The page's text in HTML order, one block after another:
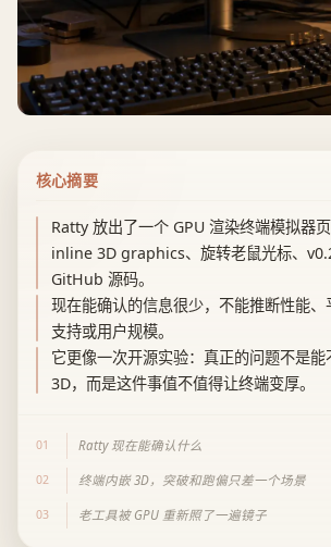
核心摘要
Ratty 放出了一个 GPU 渲染终端模拟器
inline 3D graphics、旋转老鼠光标、
GitHub 源码。
现在能确认的信息很少，不能推断性能、
支持或用户规模。
它更像一次开源实验：真正的问题不是能
3D，而是这件事值不值得让终端变厚。
01 Ratty 现在能确认什么
02 终端内嵌 3D，突破和跑偏只差一个场景
03 老工具被 GPU 重新照了一遍镜子